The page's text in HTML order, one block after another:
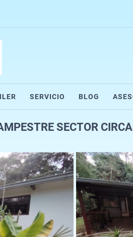
SERVICIO BLOG
SECTOR